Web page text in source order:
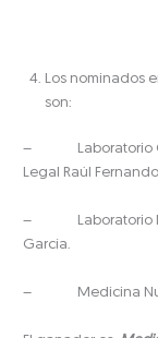
Los nominados
son:
– Laboratorio
Legal Raúl
– Laboratorio
García.
– Medicina